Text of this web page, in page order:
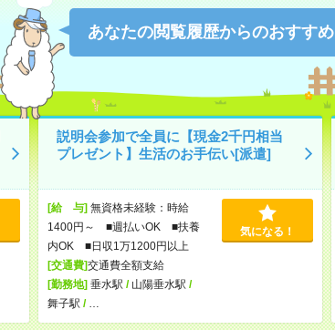
あなたの閲覧履歴からのおすすめ
説明会参加で全員に【現金2千円相当
プレゼント】生活のお手伝い[派遣]
[給 与]無資格未経験：時給
1400円～ ■週払いOK ■扶養
内OK ■日収1万1200円以上
[交通費]交通費全額支給
[勤務地]垂水駅 / 山陽垂水駅 /
舞子駅 /
気になる！